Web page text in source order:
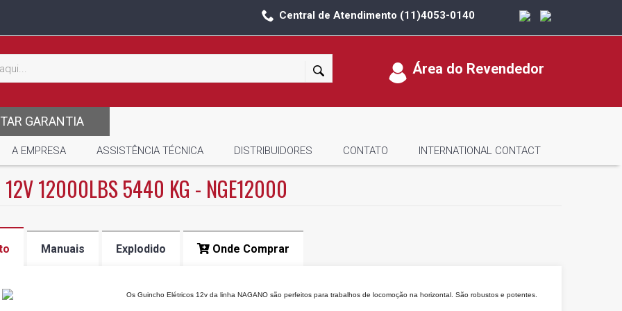
Central de Atendimento (11)4053-0140
Área do Revendedor
GARANTIA
A EMPRESA ASSISTÊNCIA TÉCNICA DISTRIBUIDORES CONTATO INTERNATIONAL CONTACT
12V 12000LBS 5440 KG - NGE12000
Manuais Explodido Onde Comprar
Os Guincho Elétricos 12v da linha NAGANO são perfeitos para trabalhos de locomoção na horizontal. São robustos e potentes.